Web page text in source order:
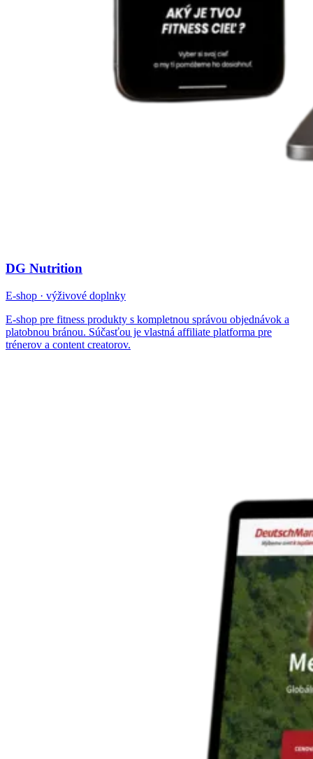
DG Nutrition
E-shop · výživové doplnky
E-shop pre fitness produkty s kompletnou správou objednávok a
platobnou bránou. Súčasťou je vlastná affiliate platforma pre
trénerov a content creatorov.